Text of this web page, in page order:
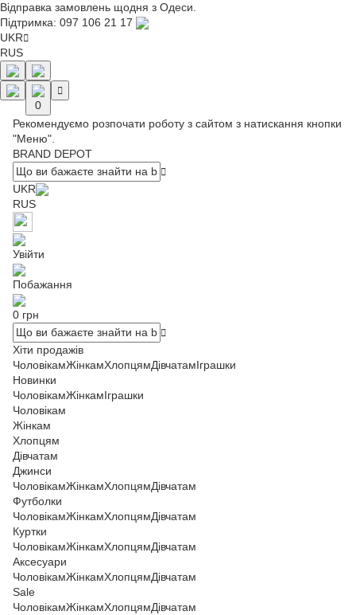
Відправка замовлень щодня з Одеси.
Підтримка: 097 106 21 17
UKR
RUS
0
Рекомендуємо розпочати роботу з сайтом з натискання кнопки
"Меню".
BRAND DEPOT
UKR
RUS
Увійти
Побажання
0 грн
Хіти продажів
ЧоловікамЖінкамХлопцямДівчатамІграшки
Новинки
ЧоловікамЖінкамІграшки
Чоловікам
Жінкам
Хлопцям
Дівчатам
Джинси
ЧоловікамЖінкамХлопцямДівчатам
Футболки
ЧоловікамЖінкамХлопцямДівчатам
Куртки
ЧоловікамЖінкамХлопцямДівчатам
Аксесуари
ЧоловікамЖінкамХлопцямДівчатам
Sale
ЧоловікамЖінкамХлопцямДівчатам